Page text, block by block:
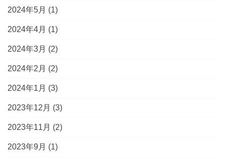
2024年5月 (1)
2024年4月 (1)
2024年3月 (2)
2024年2月 (2)
2024年1月 (3)
2023年12月 (3)
2023年11月 (2)
2023年9月 (1)